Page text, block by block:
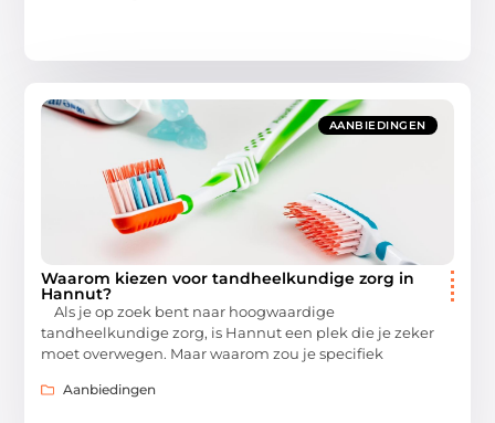
AANBIEDINGEN
Waarom kiezen voor tandheelkundige zorg in
Hannut?
Als je op zoek bent naar hoogwaardige
tandheelkundige zorg, is Hannut een plek die je zeker
moet overwegen. Maar waarom zou je specifiek
Aanbiedingen